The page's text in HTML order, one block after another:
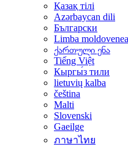
Қазақ тілі
Azərbaycan dili
Български
Limba
ქართული ენა
Tiếng Việt
Кыргы́з тили
lietuvių kalba
čeština
Malti
Slovenski
Gaeilge
ภาษาไทย